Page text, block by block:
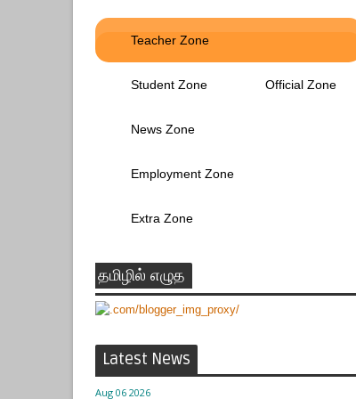
Teacher Zone
Student Zone Official Zone
News Zone
Employment Zone
Extra Zone
தமிழில் எழுத
Latest News
Aug 06 2026